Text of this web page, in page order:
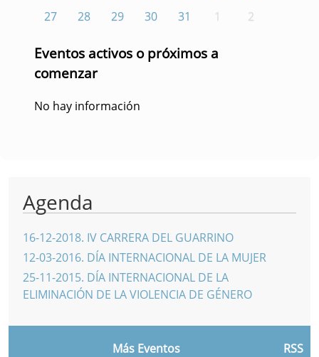
27
28 29 30 31 1 2
Eventos activos o próximos a
comenzar
No hay información
Agenda
16-12-2018. IV CARRERA DEL GUARRINO
12-03-2016. DÍA INTERNACIONAL DE LA MUJER
25-11-2015. DÍA INTERNACIONAL DE LA
ELIMINACIÓN DE LA VIOLENCIA DE GÉNERO
Más Eventos RSS